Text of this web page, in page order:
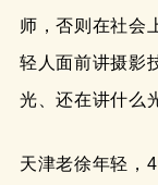
师，否则在社会
轻人面前讲摄影
光、还在讲什么
天津老徐年轻，